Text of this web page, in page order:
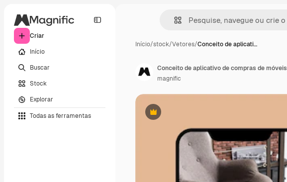
Criar
Início
Buscar
Stock
Explorar
Todas as ferramentas
Início/stock/Vetores/Conceito de aplicati…
Premium
Conceito de aplicativo de compras de móveis
magnific